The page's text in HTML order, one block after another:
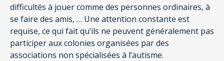
difficultés à jouer comme des personnes ordinaires, à
se faire des amis, … Une attention constante est
requise, ce qui fait qu’ils ne peuvent généralement pas
participer aux colonies organisées par des
associations non spécialisées à l’autisme.